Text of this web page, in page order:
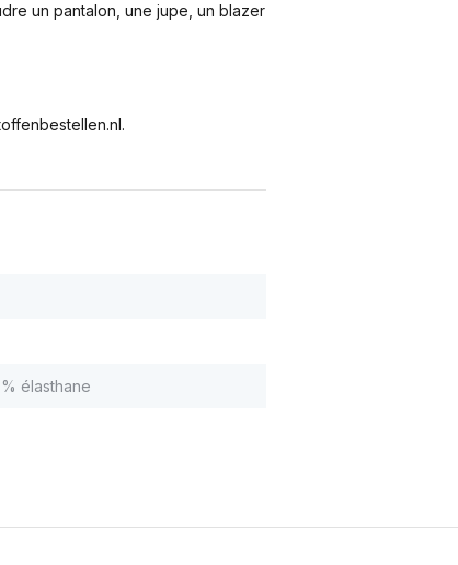
un pantalon, une jupe, un blazer
élasthane